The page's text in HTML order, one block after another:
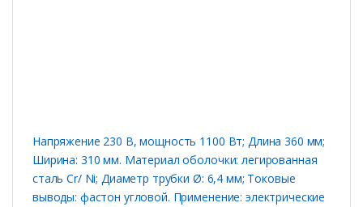
Напряжение 230 В, мощность 1100 Вт; Длина 360 мм;
Ширина: 310 мм. Материал оболочки: легированная
сталь Cr/ Ni; Диаметр трубки Ø: 6,4 мм; Токовые
выводы: фастон угловой. Применение: электрические